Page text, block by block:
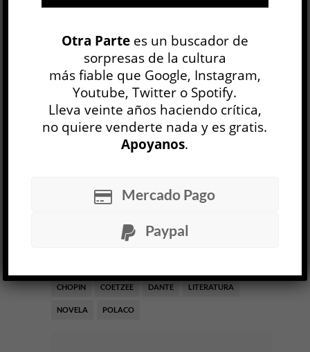
porque, como diría Charly García,
J.M. Coetzee, El polaco, traducción de
Mariana Dimópulos, Kolapse / El hilo de
Ariadna, 2022, 144 págs.
Google+ Email 3
WhatsApp
10 NOV, 2022
CHOPIN COETZEE DANTE LITERATURA
NOVELA POLACO
Otra Partees un buscador de
sorpresas de la cultura
más fiable que Google, Instagram,
Youtube, Twitter o Spotify.
Lleva veinte años haciendo crítica,
no quiere venderte nada y es gratis.
Apoyanos.
Mercado Pago
Paypal